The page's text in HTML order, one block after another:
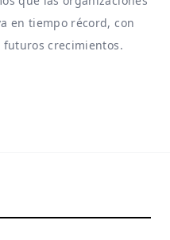
en tiempo récord, con
crecimientos.